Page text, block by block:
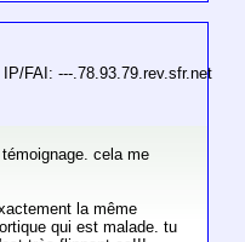
IP/FAI: ---.78.93.79.rev.sfr.net
cela me
la même
qui est malade. tu